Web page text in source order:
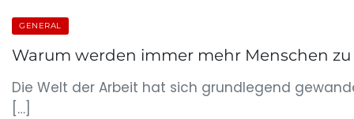
GENERAL
Warum werden immer mehr Menschen
Die Welt der Arbeit hat sich grundlegend
[…]